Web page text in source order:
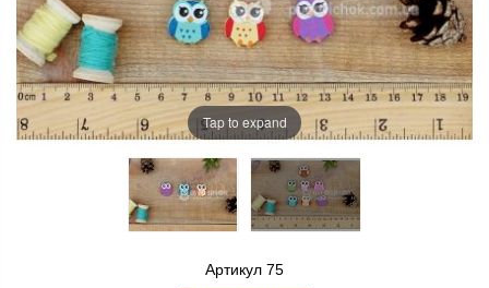
Tap to expand
Артикул 75